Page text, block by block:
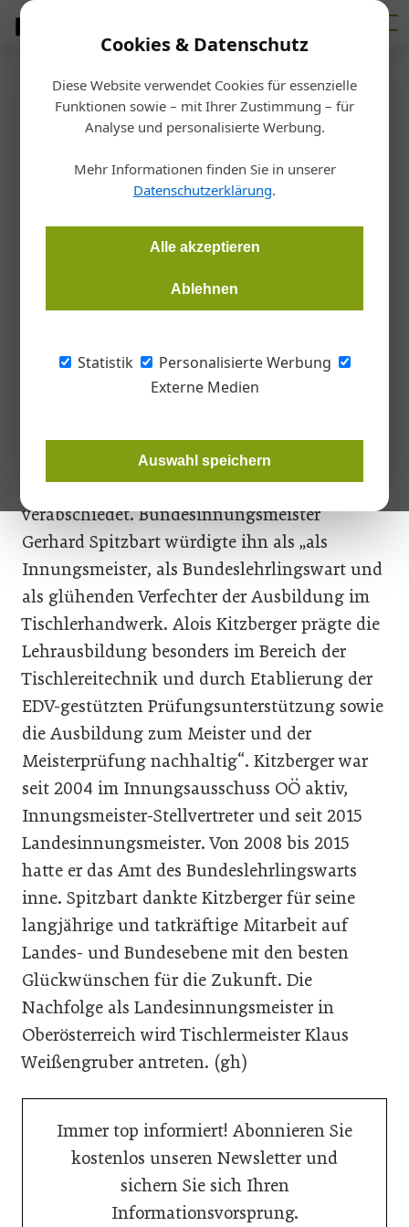
Cookies & Datenschutz
Diese Website verwendet Cookies für essenzielle
Funktionen sowie – mit Ihrer Zustimmung – für
Analyse und personalisierte Werbung.
Mehr Informationen finden Sie in unserer
Datenschutzerklärung.
Alle akzeptieren
Ablehnen
Statistik
Personalisierte Werbung
Externe Medien
Auswahl speichern
Startseite/Interessensvertretungen
Landesinnung OÖ
Verabschiedung von Alois
Kitzberger
Redaktion Tischler Journal
Die Spitze der Bundesinnung dankte dem langjährigen
seine großen Verdienste rund um das Tischlerhandwerk.
2023 wurde Alois Kitzberger als langjähriger
Landesinnungsmeister in Oberösterreich
verabschiedet. Bundesinnungsmeister
Gerhard Spitzbart würdigte ihn als „als
Innungsmeister, als Bundeslehrlingswart und
als glühenden Verfechter der Ausbildung im
Tischlerhandwerk. Alois Kitzberger prägte die
Lehrausbildung besonders im Bereich der
Tischlereitechnik und durch Etablierung der
EDV-gestützten Prüfungsunterstützung sowie
die Ausbildung zum Meister und der
Meisterprüfung nachhaltig“. Kitzberger war
seit 2004 im Innungsausschuss OÖ aktiv,
Innungsmeister-Stellvertreter und seit 2015
Landesinnungsmeister. Von 2008 bis 2015
hatte er das Amt des Bundeslehrlingswarts
inne. Spitzbart dankte Kitzberger für seine
langjährige und tatkräftige Mitarbeit auf
Landes- und Bundesebene mit den besten
Glückwünschen für die Zukunft. Die
Nachfolge als Landesinnungsmeister in
Oberösterreich wird Tischlermeister Klaus
Weißengruber antreten. (gh)
Immer top informiert! Abonnieren Sie
kostenlos unseren Newsletter und
sichern Sie sich Ihren
Informationsvorsprung.